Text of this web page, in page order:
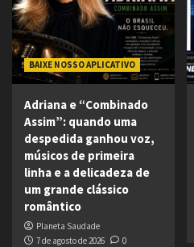
BAIXE NOSSO APLICATIVO
Adriana e “Combinado
Assim”: quando uma
despedida ganhou voz,
músicos de primeira
linha e a delicadeza de
um grande clássico
romântico
Planeta Saudade
7 de agosto de 2026
0